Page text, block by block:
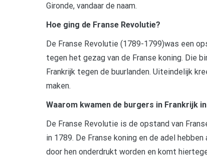
Gironde, vandaar de naam.
Hoe ging de Franse Revolutie?
De Franse Revolutie (1789-1799)was een
tegen het gezag van de Franse koning. Die
Frankrijk tegen de buurlanden. Uiteindelijk
maken.
Waarom kwamen de burgers in Frankrijk
De Franse Revolutie is de opstand van
in 1789. De Franse koning en de adel
door hen onderdrukt worden en komt